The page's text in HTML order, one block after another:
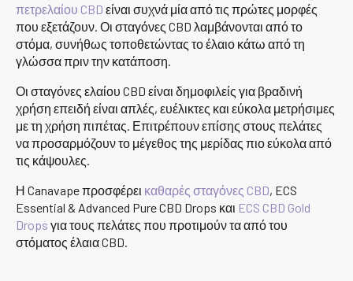
πετρελαίου CBD είναι συχνά μία από τις πρώτες μορφές
που εξετάζουν. Οι σταγόνες CBD λαμβάνονται από το
στόμα, συνήθως τοποθετώντας το έλαιο κάτω από τη
γλώσσα πριν την κατάποση.
Οι σταγόνες ελαίου CBD είναι δημοφιλείς για βραδινή
χρήση επειδή είναι απλές, ευέλικτες και εύκολα μετρήσιμες
με τη χρήση πιπέτας. Επιτρέπουν επίσης στους πελάτες
να προσαρμόζουν το μέγεθος της μερίδας πιο εύκολα από
τις κάψουλες.
Η Canavape προσφέρει καθαρές σταγόνες CBD, ECS
Essential & Advanced Pure CBD Drops και ECS CBD Gold
Drops για τους πελάτες που προτιμούν τα από του
στόματος έλαια CBD.